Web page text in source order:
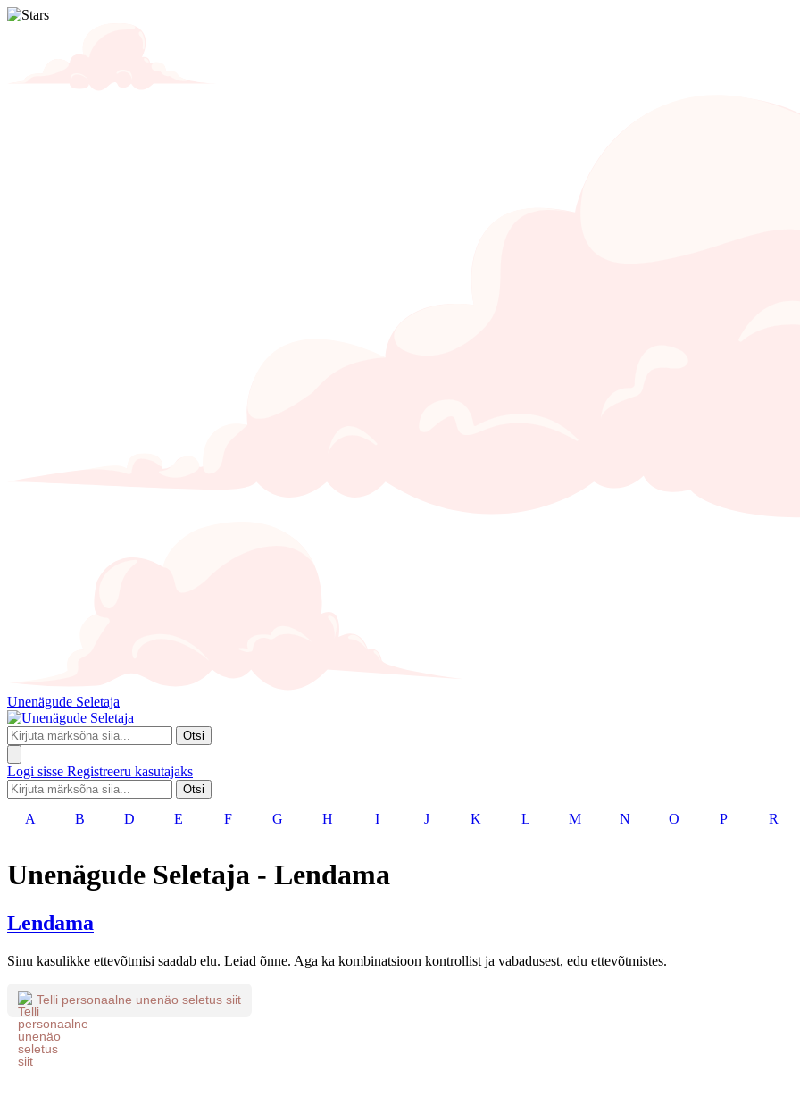
Unenägude Seletaja
Otsi
Logi sisse Registreeru kasutajaks
Otsi
A B D E F G H I J K L M N O P R
Unenägude Seletaja - Lendama
Lendama
Sinu kasulikke ettevõtmisi saadab elu. Leiad õnne. Aga ka kombinatsioon kontrollist ja vabadusest, edu ettevõtmistes.
Telli personaalne unenäo seletus siit